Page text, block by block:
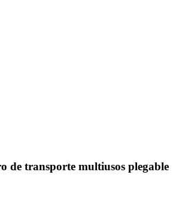
de transporte multiusos plegable